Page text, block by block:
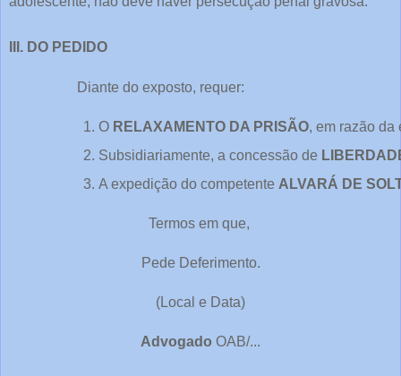
III. DO PEDIDO
Diante do exposto, requer:
O RELAXAMENTO DA PRISÃO, em razão da
Subsidiariamente, a concessão de
A expedição do competente ALVARÁ DE
Termos em que,
Pede Deferimento.
(Local e Data)
Advogado OAB/...